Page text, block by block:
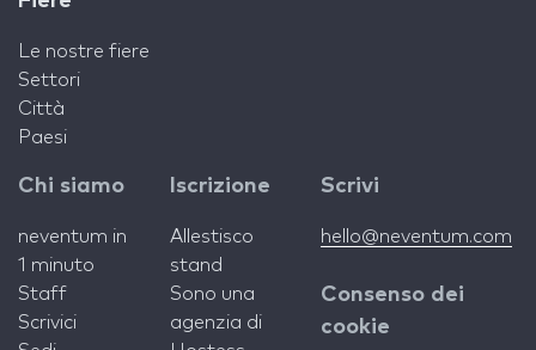
Le nostre fiere
Settori
Città
Paesi
Chi siamo
neventum in
1 minuto
Staff
Scrivici
Iscrizione
Allestisco
stand
Sono una
agenzia di
Scrivi
hello@neventum.com
Consenso dei
cookie